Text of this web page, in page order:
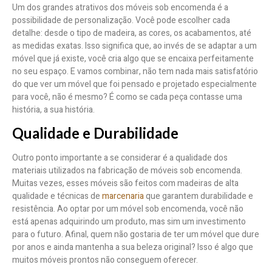
Um dos grandes atrativos dos móveis sob encomenda é a
possibilidade de personalização. Você pode escolher cada
detalhe: desde o tipo de madeira, as cores, os acabamentos, até
as medidas exatas. Isso significa que, ao invés de se adaptar a um
móvel que já existe, você cria algo que se encaixa perfeitamente
no seu espaço. E vamos combinar, não tem nada mais satisfatório
do que ver um móvel que foi pensado e projetado especialmente
para você, não é mesmo? É como se cada peça contasse uma
história, a sua história.
Qualidade e Durabilidade
Outro ponto importante a se considerar é a qualidade dos
materiais utilizados na fabricação de móveis sob encomenda.
Muitas vezes, esses móveis são feitos com madeiras de alta
qualidade e técnicas demarcenariaque garantem durabilidade e
resistência. Ao optar por um móvel sob encomenda, você não
está apenas adquirindo um produto, mas sim um investimento
para o futuro. Afinal, quem não gostaria de ter um móvel que dure
por anos e ainda mantenha a sua beleza original? Isso é algo que
muitos móveis prontos não conseguem oferecer.